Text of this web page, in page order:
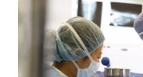
conservation de ses
définirons ensemble
éléments.